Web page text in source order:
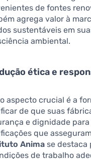
de fontes
agrega valor à
sustentáveis em
ambiental.
ética e
aspecto crucial é a
de que suas
e dignidade
que
Anima se destaca
de trabalho